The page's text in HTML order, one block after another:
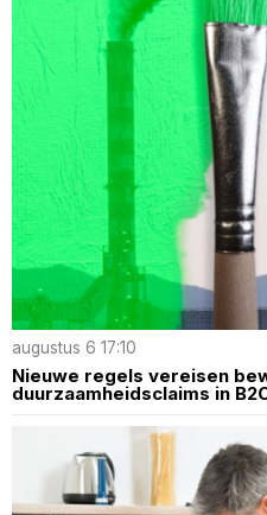
augustus 6 17:10
Nieuwe regels vereisen
duurzaamheidsclaims in